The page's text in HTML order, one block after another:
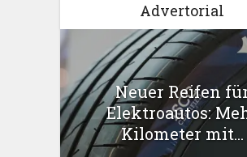
Advertorial
Neuer Reifen
Elektroautos:
Kilometer mit...